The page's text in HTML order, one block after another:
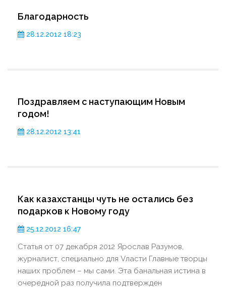
Благодарность
28.12.2012 18:23
Поздравляем с наступающим Новым
годом!
28.12.2012 13:41
Как казахстанцы чуть не остались без
подарков к Новому году
25.12.2012 16:47
Статья от 07 декабря 2012 Ярослав Разумов,
журналист, специально для Vласти Главные творцы
наших проблем – мы сами. Эта банальная истина в
очередной раз получила подтвержден